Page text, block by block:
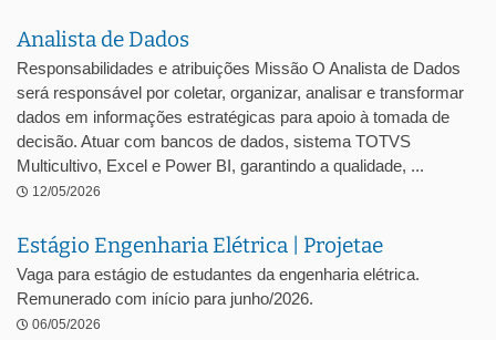
Analista de Dados
Responsabilidades e atribuições Missão O Analista de Dados
será responsável por coletar, organizar, analisar e transformar
dados em informações estratégicas para apoio à tomada de
decisão. Atuar com bancos de dados, sistema TOTVS
Multicultivo, Excel e Power BI, garantindo a qualidade, ...
12/05/2026
Estágio Engenharia Elétrica | Projetae
Vaga para estágio de estudantes da engenharia elétrica.
Remunerado com início para junho/2026.
06/05/2026